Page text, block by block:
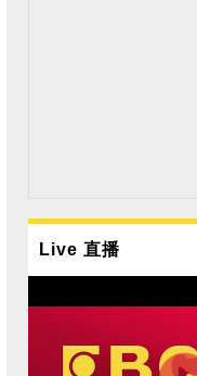
Live 直播